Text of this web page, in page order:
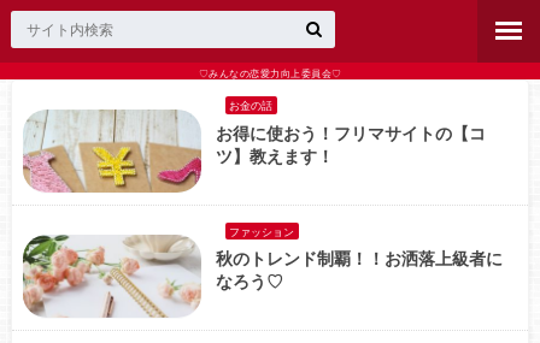
♡みんなの恋愛力向上委員会♡
お金の話
お得に使おう！フリマサイトの【コ
ツ】教えます！
ファッション
秋のトレンド制覇！！お洒落上級者に
なろう♡